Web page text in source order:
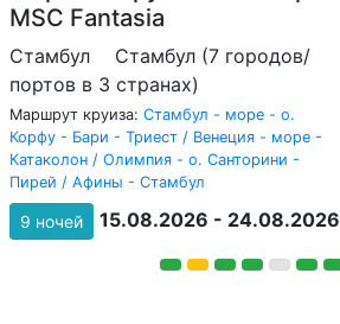
MSC Fantasia
Стамбул
Стамбул (7 городов/
портов в 3 странах)
Маршрут круиза: Стамбул - море - о.
Корфу - Бари - Триест / Венеция - море -
Катаколон / Олимпия - о. Санторини -
Пирей / Афины - Стамбул
9 ночей 15.08.2026 - 24.08.2026